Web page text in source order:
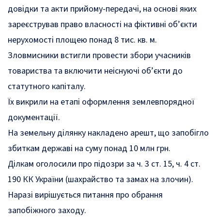
довідки та акти прийому-передачі, на основі яких
зареєстрував право власності на фіктивні об’єкти
нерухомості площею понад 8 тис. кв. м.
Зловмисники встигли провести збори учасників
товариства та включити неіснуючі об’єкти до
статутного капіталу.
Їх викрили на етапі оформлення землевпорядної
документації.
На земельну ділянку накладено арешт, що запобігло
збиткам державі на суму понад 10 млн грн.
Ділкам оголосили про підозри за ч. 3 ст. 15, ч. 4 ст.
190 КК України (шахрайство та замах на злочин).
Наразі вирішується питання про обрання
запобіжного заходу.